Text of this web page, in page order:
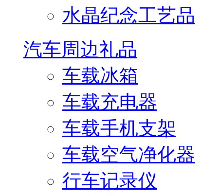
水晶纪念工艺品
汽车周边礼品
车载冰箱
车载充电器
车载手机支架
车载空气净化器
行车记录仪